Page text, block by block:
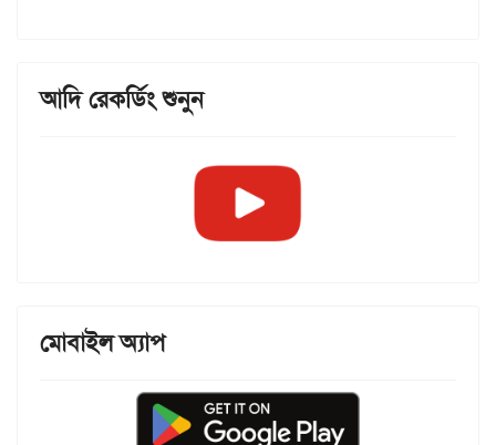
আদি রেকর্ডিং শুনুন
মোবাইল অ্যাপ